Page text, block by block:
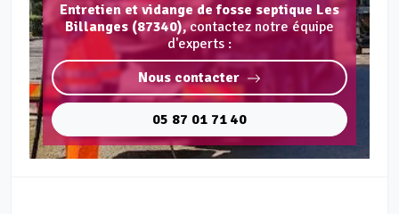
Entretien et vidange de fosse septique Les
Billanges (87340),contactez notre équipe
d'experts :
Nous contacter
05 87 01 71 40